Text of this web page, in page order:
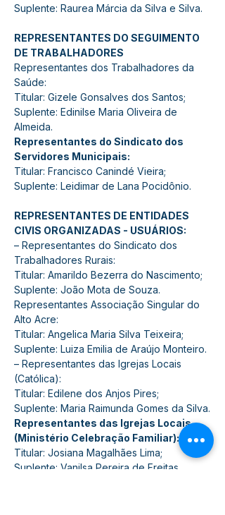
Suplente: Raurea Márcia da Silva e Silva.
REPRESENTANTES DO SEGUIMENTO
DE TRABALHADORES
Representantes dos Trabalhadores da
Saúde:
Titular: Gizele Gonsalves dos Santos;
Suplente: Edinilse Maria Oliveira de
Almeida.
Representantes do Sindicato dos
Servidores Municipais:
Titular: Francisco Canindé Vieira;
Suplente: Leidimar de Lana Pocidônio.
REPRESENTANTES DE ENTIDADES
CIVIS ORGANIZADAS - USUÁRIOS:
– Representantes do Sindicato dos
Trabalhadores Rurais:
Titular: Amarildo Bezerra do Nascimento;
Suplente: João Mota de Souza.
Representantes Associação Singular do
Alto Acre:
Titular: Angelica Maria Silva Teixeira;
Suplente: Luiza Emilia de Araújo Monteiro.
– Representantes das Igrejas Locais
(Católica):
Titular: Edilene dos Anjos Pires;
Suplente: Maria Raimunda Gomes da Silva.
Representantes das Igrejas Locais
(Ministério Celebração Familiar):
Titular: Josiana Magalhães Lima;
Suplente: Vanilsa Pereira de Freitas.